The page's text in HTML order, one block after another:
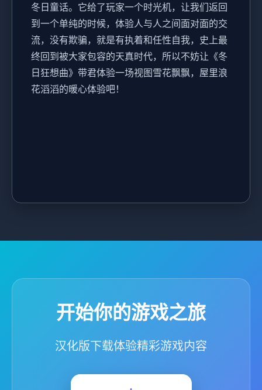
冬日童话。它给了玩家一个时光机，让我们返回
到一个单纯的时候，体验人与人之间面对面的交
流，没有欺骗，就是有执着和任性自我，史上最
终回到被大家包容的天真时代，所以不妨让《冬
日狂想曲》带君体验一场​​视图雪花飘飘，屋里浪
花滔滔​​的暖心体验吧！
开始你的游戏之旅
汉化版下载体验精彩游戏内容